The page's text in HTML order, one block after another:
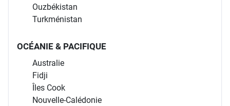
Ouzbékistan
Turkménistan
OCÉANIE & PACIFIQUE
Australie
Fidji
Îles Cook
Nouvelle-Calédonie